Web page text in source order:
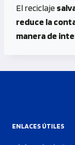
El reciclaje
reduce la
manera de
ENLACES ÚTILES